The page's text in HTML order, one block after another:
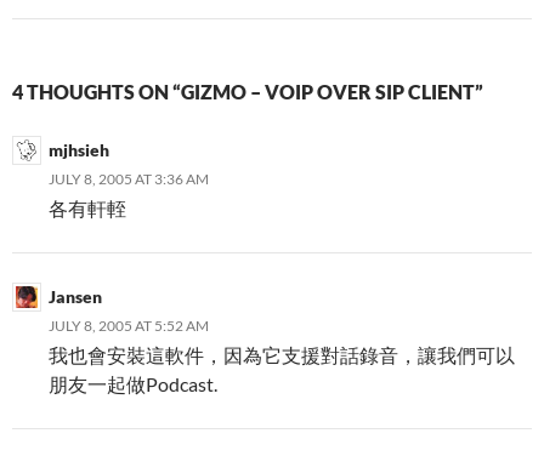
4 THOUGHTS ON “GIZMO – VOIP OVER SIP CLIENT”
mjhsieh
JULY 8, 2005 AT 3:36 AM
各有軒輊
Jansen
JULY 8, 2005 AT 5:52 AM
我也會安裝這軟件，因為它支援對話錄音，讓我們可以
朋友一起做Podcast.